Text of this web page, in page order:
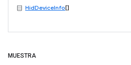
HidDeviceInfo[]
MUESTRA